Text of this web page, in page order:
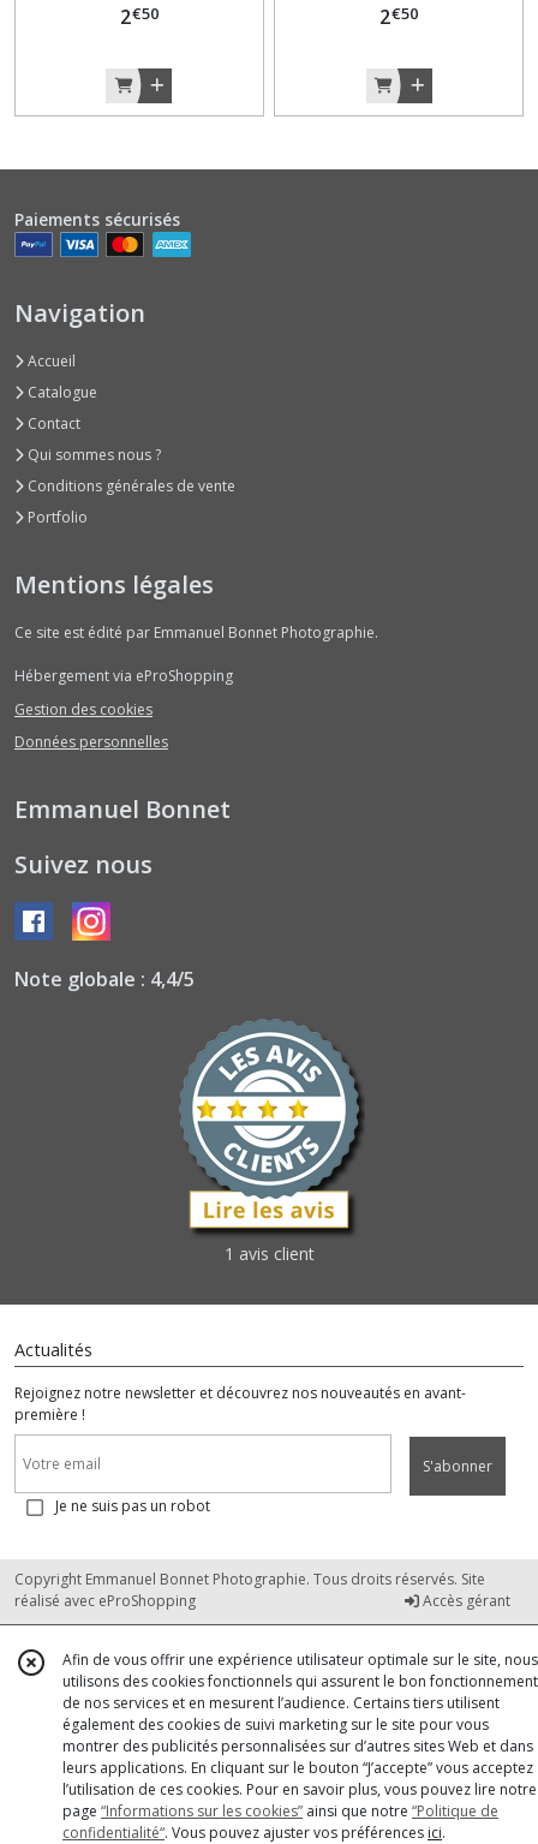
2€50 2€50
Paiements sécurisés
Navigation
Accueil
Catalogue
Contact
Qui sommes nous ?
Conditions générales de vente
Portfolio
Mentions légales
Ce site est édité par Emmanuel Bonnet Photographie.
Hébergement via eProShopping
Gestion des cookies
Données personnelles
Emmanuel Bonnet
Suivez nous
Note globale : 4,4/5
1 avis client
Actualités
Rejoignez notre newsletter et découvrez nos nouveautés en avant-
première !
S'abonner
Je ne suis pas un robot
Copyright Emmanuel Bonnet Photographie. Tous droits réservés. Site
réalisé avec eProShopping Accès gérant
Afin de vous offrir une expérience utilisateur optimale sur le site, nous
utilisons des cookies fonctionnels qui assurent le bon fonctionnement
de nos services et en mesurent l’audience. Certains tiers utilisent
également des cookies de suivi marketing sur le site pour vous
montrer des publicités personnalisées sur d’autres sites Web et dans
leurs applications. En cliquant sur le bouton “J’accepte” vous acceptez
l’utilisation de ces cookies. Pour en savoir plus, vous pouvez lire notre
page “Informations sur les cookies” ainsi que notre “Politique de
confidentialité“. Vous pouvez ajuster vos préférences ici.